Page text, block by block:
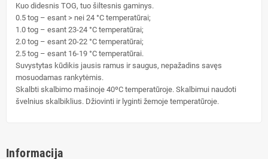
Kuo didesnis TOG, tuo šiltesnis gaminys.
0.5 tog – esant > nei 24 °C temperatūrai;
1.0 tog – esant 23-24 °C temperatūrai;
2.0 tog – esant 20-22 °C temperatūrai;
2.5 tog – esant 16-19 °C temperatūrai.
Suvystytas kūdikis jausis ramus ir saugus, nepažadins savęs
mosuodamas rankytėmis.
Skalbti skalbimo mašinoje 40ºC temperatūroje. Skalbimui naudoti
švelnius skalbiklius. Džiovinti ir lyginti žemoje temperatūroje.
Informacija